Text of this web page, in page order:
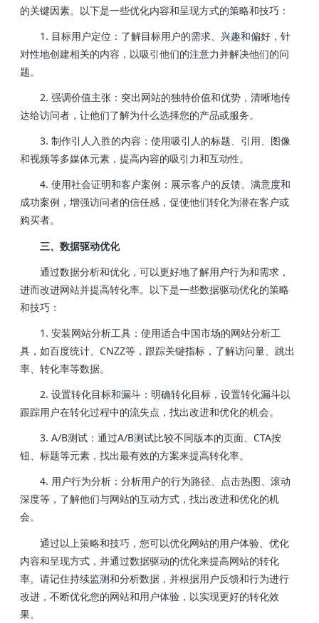
的关键因素。以下是一些优化内容和呈现方式的策略和技巧：
1. 目标用户定位：了解目标用户的需求、兴趣和偏好，针
对性地创建相关的内容，以吸引他们的注意力并解决他们的问
题。
2. 强调价值主张：突出网站的独特价值和优势，清晰地传
达给访问者，让他们了解为什么选择您的产品或服务。
3. 制作引人入胜的内容：使用吸引人的标题、引用、图像
和视频等多媒体元素，提高内容的吸引力和互动性。
4. 使用社会证明和客户案例：展示客户的反馈、满意度和
成功案例，增强访问者的信任感，促使他们转化为潜在客户或
购买者。
三、数据驱动优化
通过数据分析和优化，可以更好地了解用户行为和需求，
进而改进网站并提高转化率。以下是一些数据驱动优化的策略
和技巧：
1. 安装网站分析工具：使用适合中国市场的网站分析工
具，如百度统计、CNZZ等，跟踪关键指标，了解访问量、跳出
率、转化率等数据。
2. 设置转化目标和漏斗：明确转化目标，设置转化漏斗以
跟踪用户在转化过程中的流失点，找出改进和优化的机会。
3. A/B测试：通过A/B测试比较不同版本的页面、CTA按
钮、标题等元素，找出最有效的方案来提高转化率。
4. 用户行为分析：分析用户的行为路径、点击热图、滚动
深度等，了解他们与网站的互动方式，找出改进和优化的机
会。
通过以上策略和技巧，您可以优化网站的用户体验、优化
内容和呈现方式，并通过数据驱动的优化来提高网站的转化
率。请记住持续监测和分析数据，并根据用户反馈和行为进行
改进，不断优化您的网站和用户体验，以实现更好的转化效
果。